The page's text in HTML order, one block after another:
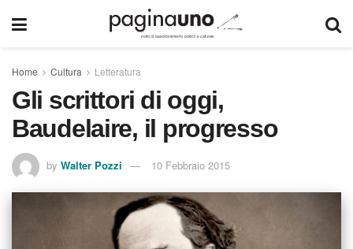
Home Cultura Letteratura
Gli scrittori di oggi,
Baudelaire, il progresso
by Walter Pozzi 10 Febbraio 2015